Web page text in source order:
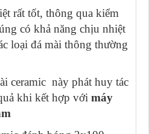
rất tốt, thông qua kiểm
có khả năng chịu nhiệt
loại đá mài thông thường
ceramic này phát huy tác
khi kết hợp với máy